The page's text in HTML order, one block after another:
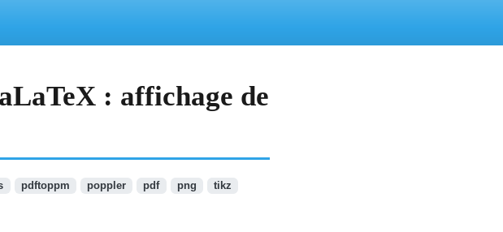
: affichage de
pdftoppm poppler pdf png tikz